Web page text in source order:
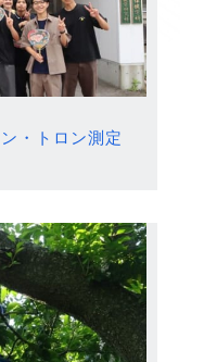
・トロン測定